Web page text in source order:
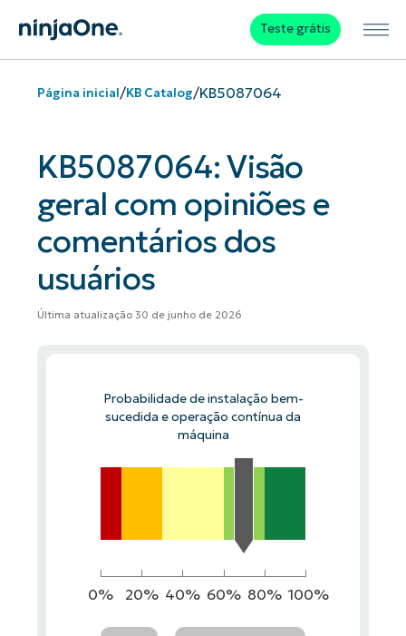
Teste grátis
Página inicial/KB Catalog/KB5087064
KB5087064: Visão
geral com opiniões e
comentários dos
usuários
Última atualização 30 de junho de 2026
Probabilidade de instalação bem-
sucedida e operação contínua da
máquina
0% 20% 40% 60% 80% 100%